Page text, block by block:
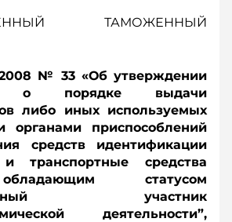
ТАМОЖЕННЫЙ
№ 33 «Об утверждении
о порядке выдачи
либо иных используемых
органами приспособлений
средств идентификации
транспортные средства
статусом
участник
деятельности”,